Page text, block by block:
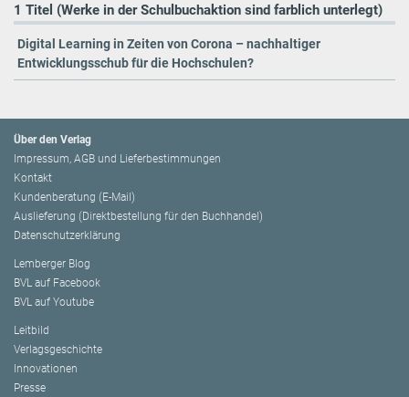
1 Titel (Werke in der Schulbuchaktion sind farblich unterlegt)
Digital Learning in Zeiten von Corona – nachhaltiger
Entwicklungsschub für die Hochschulen?
Über den Verlag
Impressum, AGB und Lieferbestimmungen
Kontakt
Kundenberatung (E-Mail)
Auslieferung (Direktbestellung für den Buchhandel)
Datenschutzerklärung
Lemberger Blog
BVL auf Facebook
BVL auf Youtube
Leitbild
Verlagsgeschichte
Innovationen
Presse